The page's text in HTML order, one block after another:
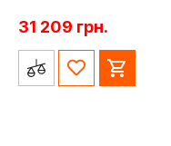
31 209 грн.